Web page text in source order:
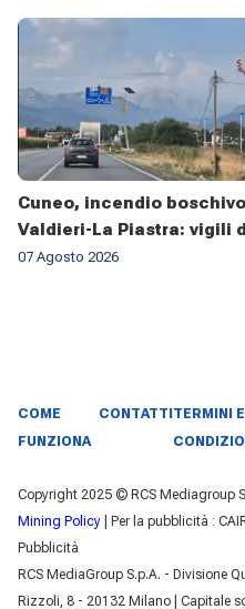
Cuneo, incendio
Valdieri-La Piastra: vigili
fuoco al lavoro da sette
07 Agosto 2026
COME
FUNZIONA
CONTATTI TERMINI E
Copyright 2025 © RCS Mediagroup
Mining Policy | Per la pubblicità :
Pubblicità
RCS MediaGroup S.p.A. - Divisione
Rizzoli, 8 - 20132 Milano | Capitale